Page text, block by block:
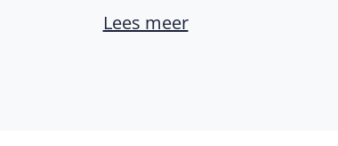
Lees meer